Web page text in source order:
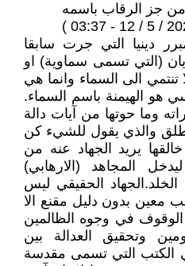
دينيا التي جرت سابقا
(التي تسمى سماوية) او
تنتمي الى السماء وانما هي
هو الهيمنة باسم السماء.
وما حوتها من آيات دالة
والذي يقول للشيء كن
يريد الجهاد عنه من
المجاهد (الارهابي)
الخلد.الجهاد الحقيقي ليس
معين بدون دليل مقنع الا
الوقوف في وجوه الظالمين
وتحقيق العدالة بين
الكتب التي تسمى مقدسة